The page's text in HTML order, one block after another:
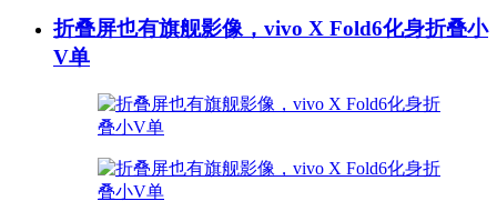
折叠屏也有旗舰影像，vivo X Fold6化身折叠小
V单